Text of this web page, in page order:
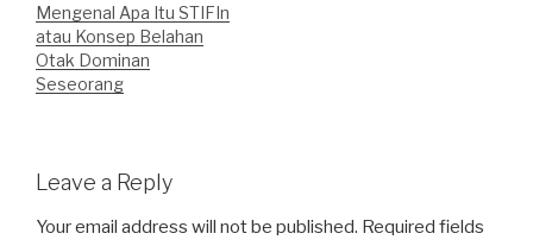
Mengenal Apa Itu STIFIn
atau Konsep Belahan
Otak Dominan
Seseorang
Leave a Reply
Your email address will not be published. Required fields